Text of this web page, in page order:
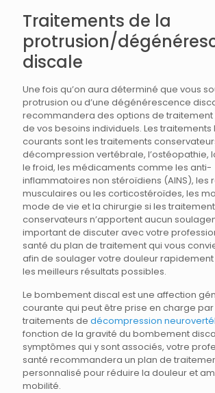
Traitements de la
protrusion/
discale
Une fois qu’on aura déterminé que vous
protrusion ou d’une dégénérescence
recommandera des options de traitement
de vos besoins individuels. Les traitements
courants sont les traitements
décompression vertébrale, l’ostéopathie,
le froid, les médicaments comme les anti-
inflammatoires non stéroïdiens (AINS), les
musculaires ou les corticostéroïdes, les
mode de vie et la chirurgie si les
conservateurs n’apportent aucun
important de discuter avec votre
santé du plan de traitement qui vous
afin de soulager votre douleur rapidement
les meilleurs résultats possibles.
Le bombement discal est une affection
courante qui peut être prise en charge
traitements de décompression
fonction de la gravité du bombement
symptômes qui y sont associés, votre
santé recommandera un plan de
personnalisé pour réduire la douleur et
mobilité.